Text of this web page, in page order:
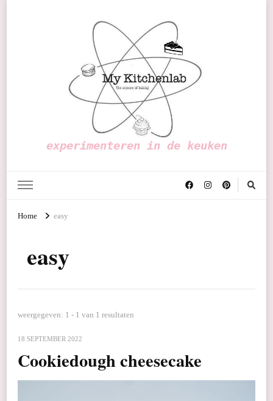
experimenteren in de keuken
Home easy
easy
weergegeven: 1 - 1 van 1 resultaten
18 SEPTEMBER 2022
Cookiedough cheesecake